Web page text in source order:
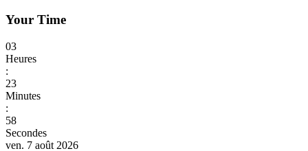
Your Time
03
Heures
:
24
Minutes
:
00
Secondes
ven. 7 août 2026